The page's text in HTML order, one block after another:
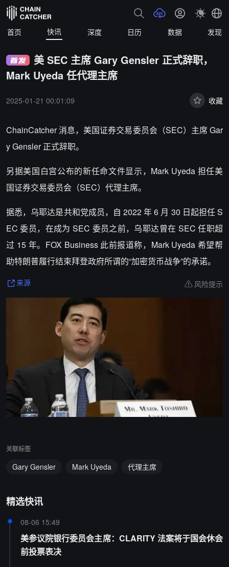
首页 快讯 深度 日历 数据 发现
美 SEC 主席 Gary Gensler 正式辞职，
Mark Uyeda 任代理主席
2025-01-21 00:01:09 收藏
ChainCatcher 消息，美国证券交易委员会（SEC）主席 Gar
y Gensler 正式辞职。
另据美国白宫公布的新任命文件显示，Mark Uyeda 担任美
国证券交易委员会（SEC）代理主席。
据悉，乌耶达是共和党成员，自 2022 年 6 月 30 日起担任 S
EC 委员，在成为 SEC 委员之前，乌耶达曾在 SEC 任职超
过 15 年。FOX Business 此前报道称，Mark Uyeda 希望帮
助特朗普履行结束拜登政府所谓的“加密货币战争”的承诺。
来源 风险提示
关联标签
Gary Gensler Mark Uyeda 代理主席
精选快讯
08-06 15:49
美参议院银行委员会主席：CLARITY 法案将于国会休会
前投票表决